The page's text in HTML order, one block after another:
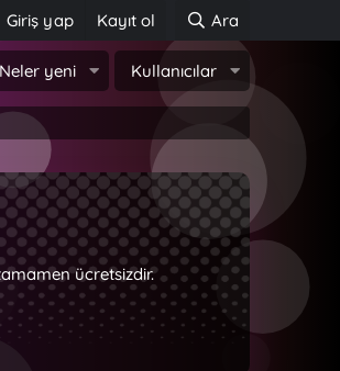
Giriş yap Kayıt ol Ara
Neler yeni Kullanıcılar
ücretsizdir.